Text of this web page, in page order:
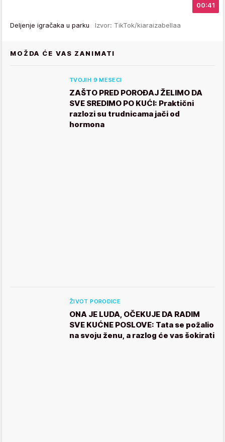
00:41
Deljenje igračaka u parku Izvor: TikTok/kiaraizabellaa
MOŽDA ĆE VAS ZANIMATI
TVOJIH 9 MESECI
ZAŠTO PRED POROĐAJ ŽELIMO DA
SVE SREDIMO PO KUĆI: Praktični
razlozi su trudnicama jači od
hormona
ŽIVOT PORODICE
ONA JE LUDA, OČEKUJE DA RADIM
SVE KUĆNE POSLOVE: Tata se požalio
na svoju ženu, a razlog će vas šokirati